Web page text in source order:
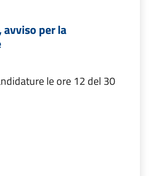
per la
le ore 12 del 30